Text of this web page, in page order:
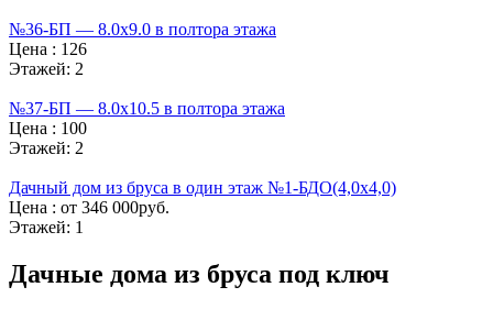
№36-БП — 8.0х9.0 в полтора этажа
Цена : 126
Этажей: 2
№37-БП — 8.0х10.5 в полтора этажа
Цена : 100
Этажей: 2
Дачный дом из бруса в один этаж №1-БДО(4,0х4,0)
Цена : от 346 000руб.
Этажей: 1
Дачные дома из бруса под ключ